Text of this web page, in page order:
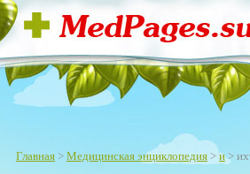
Главная > Медицинская энциклопедия > и>